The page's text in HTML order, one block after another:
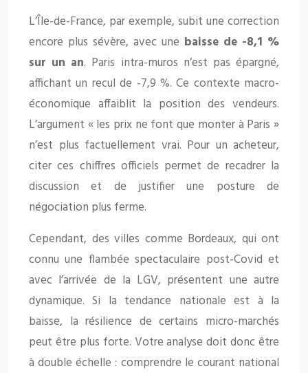
L’Île-de-France, par exemple, subit une correction
encore plus sévère, avec une baisse de -8,1 %
sur un an. Paris intra-muros n’est pas épargné,
affichant un recul de -7,9 %. Ce contexte macro-
économique affaiblit la position des vendeurs.
L’argument « les prix ne font que monter à Paris »
n’est plus factuellement vrai. Pour un acheteur,
citer ces chiffres officiels permet de recadrer la
discussion et de justifier une posture de
négociation plus ferme.
Cependant, des villes comme Bordeaux, qui ont
connu une flambée spectaculaire post-Covid et
avec l’arrivée de la LGV, présentent une autre
dynamique. Si la tendance nationale est à la
baisse, la résilience de certains micro-marchés
peut être plus forte. Votre analyse doit donc être
à double échelle : comprendre le courant national